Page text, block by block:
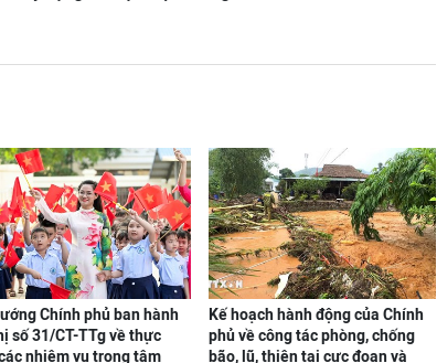
Chính phủ ban hành
số 31/CT-TTg về thực
nhiệm vụ trọng tâm
Kế hoạch hành động của Chính
phủ về công tác phòng, chống
bão, lũ, thiên tai cực đoan và